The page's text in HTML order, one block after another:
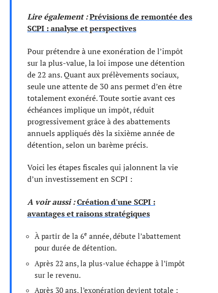
Lire également :Prévisions de remontée des
SCPI : analyse et perspectives
Pour prétendre à une exonération de l’impôt
sur la plus-value, la loi impose une détention
de 22 ans. Quant aux prélèvements sociaux,
seule une attente de 30 ans permet d’en être
totalement exonéré. Toute sortie avant ces
échéances implique un impôt, réduit
progressivement grâce à des abattements
annuels appliqués dès la sixième année de
détention, selon un barème précis.
Voici les étapes fiscales qui jalonnent la vie
d’un investissement en SCPI :
A voir aussi :Création d'une SCPI :
avantages et raisons stratégiques
À partir de la 6e année, débute l’abattement
pour durée de détention.
Après 22 ans, la plus-value échappe à l’impôt
sur le revenu.
Après 30 ans, l’exonération devient totale :